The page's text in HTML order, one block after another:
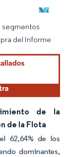
CC BY 4.0.
segmentos
del informe
de la
de la Flota
62,64% de los
dominantes,